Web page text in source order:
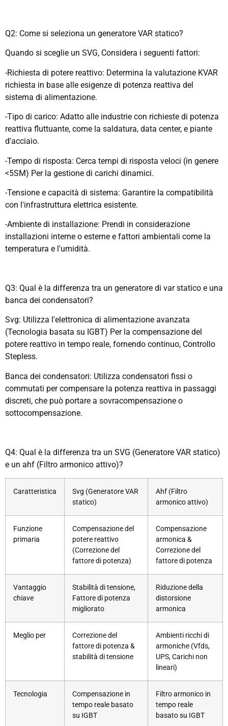
Q2: Come si seleziona un generatore VAR statico?
Quando si sceglie un SVG, Considera i seguenti fattori:
-Richiesta di potere reattivo: Determina la valutazione KVAR
richiesta in base alle esigenze di potenza reattiva del
sistema di alimentazione.
-Tipo di carico: Adatto alle industrie con richieste di potenza
reattiva fluttuante, come la saldatura, data center, e piante
d'acciaio.
-Tempo di risposta: Cerca tempi di risposta veloci (in genere
<5SM) Per la gestione di carichi dinamici.
-Tensione e capacità di sistema: Garantire la compatibilità
con l'infrastruttura elettrica esistente.
-Ambiente di installazione: Prendi in considerazione
installazioni interne o esterne e fattori ambientali come la
temperatura e l'umidità.
Q3: Qual è la differenza tra un generatore di var statico e una
banca dei condensatori?
Svg: Utilizza l'elettronica di alimentazione avanzata
(Tecnologia basata su IGBT) Per la compensazione del
potere reattivo in tempo reale, fornendo continuo, Controllo
Stepless.
Banca dei condensatori: Utilizza condensatori fissi o
commutati per compensare la potenza reattiva in passaggi
discreti, che può portare a sovracompensazione o
sottocompensazione.
Q4: Qual è la differenza tra un SVG (Generatore VAR statico)
e un ahf (Filtro armonico attivo)?
Caratteristica
Svg (Generatore VAR
statico)
Ahf (Filtro
armonico attivo)
Funzione
primaria
Compensazione del
potere reattivo
(Correzione del
fattore di potenza)
Compensazione
armonica &
Correzione del
fattore di potenza
Vantaggio
chiave
Stabilità di tensione,
Fattore di potenza
migliorato
Riduzione della
distorsione
armonica
Meglio per
Correzione del
fattore di potenza &
stabilità di tensione
Ambienti ricchi di
armoniche (Vfds,
UPS, Carichi non
lineari)
Tecnologia
Compensazione in
tempo reale basato
su IGBT
Filtro armonico in
tempo reale
basato su IGBT